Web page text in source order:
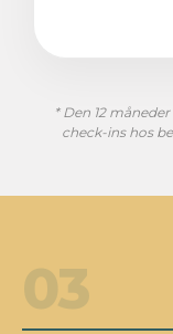
* Den 12
check-ins hos
03